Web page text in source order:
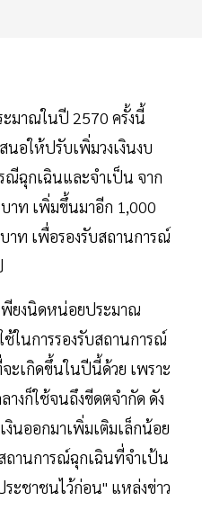
ะมาณในปี 2570 ครั้งนี้
นอให้ปรับเพิ่มวงเงินงบ
ณีฉุกเฉินและจำเป็น จาก
าท เพิ่มขึ้นมาอีก 1,000
าท เพื่อรองรับสถานการณ์
พียงนิดหน่อยประมาณ
ในการรองรับสถานการณ์
ะเกิดขึ้นในปีนี้ด้วย เพราะ
งก็ใช้จนถึงขีดตจำกัด ดัง
งินออกมาเพิ่มเติมเล็กน้อย
ถานการณ์ฉุกเฉินที่จำเป้น
ะชาชนไว้ก่อน" แหล่งข่าว